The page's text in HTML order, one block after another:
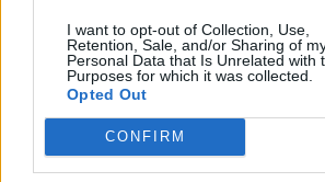
I want to opt-out of Collection, Use,
Retention, Sale, and/or Sharing of
Personal Data that Is Unrelated with
Purposes for which it was collected.
Opted Out
CONFIRM
Elektromos
9 perc töltés, 450
szabadidő-autója